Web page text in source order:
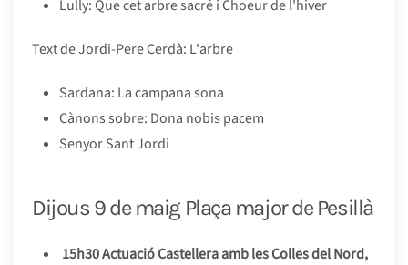
Lully: Que cet arbre sacré i Choeur de l'hiver
Text de Jordi-Pere Cerdà: L'arbre
Sardana: La campana sona
Cànons sobre: Dona nobis pacem
Senyor Sant Jordi
Dijous 9 de maig Plaça major de Pesillà
15h30 Actuació Castellera amb les Colles del Nord,